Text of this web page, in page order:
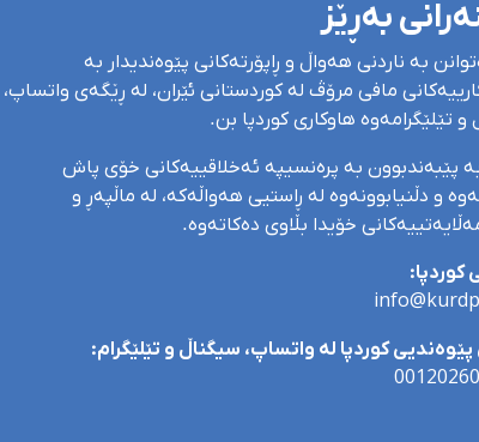
بەڕێز
بە ناردنی هەواڵ و ڕاپۆرتەکانی پێوەندیدار بە
مافی مرۆڤ لە کوردستانی ئێران، لە ڕێگەی واتساپ،
تێلێگرامەوە هاوکاری کوردپا بن.
بە پێبەندبوون بە پرەنسیپە ئەخلاقییەکانی خۆی پاش
و دڵنیابوونەوە لە ڕاستیی هەواڵەکە، لە ماڵپەڕ و
خۆیدا بڵاوی دەکاتەوە.
کوردپا:
پێوەندیی کوردپا لە واتساپ، سیگناڵ و تێلێگرام: